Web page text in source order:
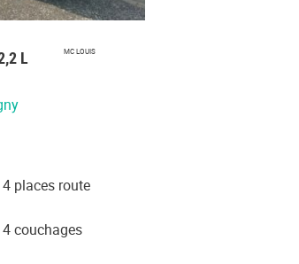
L
MC LOUIS
de places carte
4 places route
de couchages
4 couchages